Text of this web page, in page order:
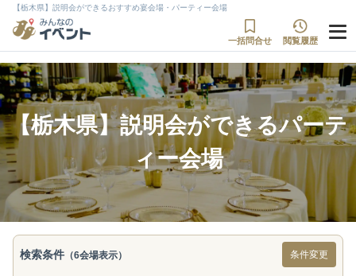
【栃木県】説明会ができるおすすめ宴会場・パーティー会場
一括問合せ 閲覧履歴
【栃木県】説明会ができるパーテ
ィー会場
検索条件 （6会場表示） 条件変更